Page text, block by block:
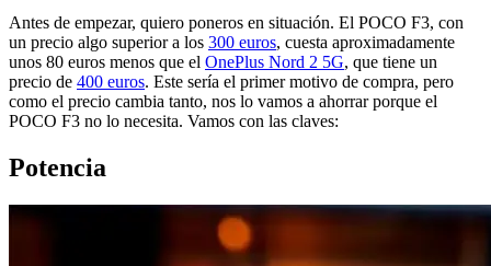
Antes de empezar, quiero poneros en situación. El POCO F3, con
un precio algo superior a los 300 euros, cuesta aproximadamente
unos 80 euros menos que el OnePlus Nord 2 5G, que tiene un
precio de 400 euros. Este sería el primer motivo de compra, pero
como el precio cambia tanto, nos lo vamos a ahorrar porque el
POCO F3 no lo necesita. Vamos con las claves:
Potencia